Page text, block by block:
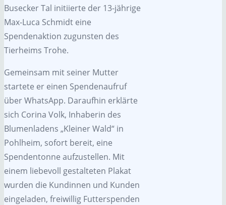
Busecker Tal initiierte der 13-jährige
Max-Luca Schmidt eine
Spendenaktion zugunsten des
Tierheims Trohe.
Gemeinsam mit seiner Mutter
startete er einen Spendenaufruf
über WhatsApp. Daraufhin erklärte
sich Corina Volk, Inhaberin des
Blumenladens „Kleiner Wald“ in
Pohlheim, sofort bereit, eine
Spendentonne aufzustellen. Mit
einem liebevoll gestalteten Plakat
wurden die Kundinnen und Kunden
eingeladen, freiwillig Futterspenden